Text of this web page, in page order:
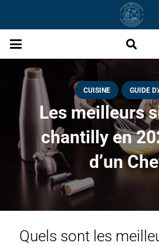
CUISINE GUIDE
Les meilleurs
chantilly en
d’un
Quels sont les